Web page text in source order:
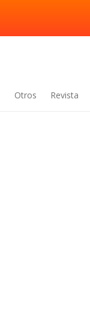
Otros Revista